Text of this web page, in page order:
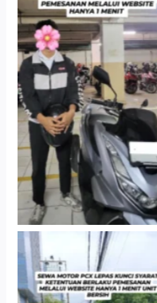
Hotel Kartika Chandra,
Jakarta Selatan